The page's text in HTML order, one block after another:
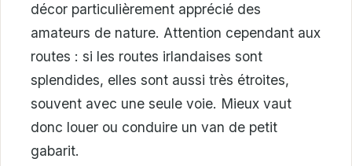
décor particulièrement apprécié des
amateurs de nature. Attention cependant aux
routes : si les routes irlandaises sont
splendides, elles sont aussi très étroites,
souvent avec une seule voie. Mieux vaut
donc louer ou conduire un van de petit
gabarit.